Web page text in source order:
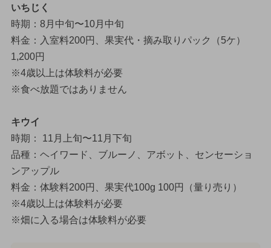
いちじく
時期：8月中旬〜10月中旬
料金：入室料200円、果実代・摘み取りパック（5ケ）
1,200円
※4歳以上は体験料が必要
※食べ放題ではありません
キウイ
時期： 11月上旬〜11月下旬
品種：ヘイワード、ブルーノ、アボット、センセーショ
ンアップル
料金：体験料200円、果実代100g 100円（量り売り）
※4歳以上は体験料が必要
※畑に入る場合は体験料が必要